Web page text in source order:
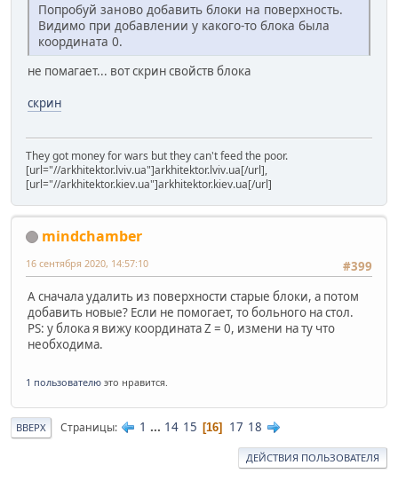
Попробуй заново добавить блоки на поверхность.
Видимо при добавлении у какого-то блока была
координата 0.
не помагает... вот скрин свойств блока
скрин
They got money for wars but they can't feed the poor.
[url="//arkhitektor.lviv.ua"]arkhitektor.lviv.ua[/url],
[url="//arkhitektor.kiev.ua"]arkhitektor.kiev.ua[/url]
mindchamber
#399
16 сентября 2020, 14:57:10
А сначала удалить из поверхности старые блоки, а потом
добавить новые? Если не помогает, то больного на стол.
PS: у блока я вижу координата Z = 0, измени на ту что
необходима.
1 пользователю это нравится.
ВВЕРХ Страницы 1 ... 14 15 16 17 18
ДЕЙСТВИЯ ПОЛЬЗОВАТЕЛЯ